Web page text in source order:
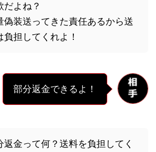
だよね？
偽装送ってきた責任あるから送
負担してくれよ！
部分返金できるよ！
返金って何？送料を負担してく